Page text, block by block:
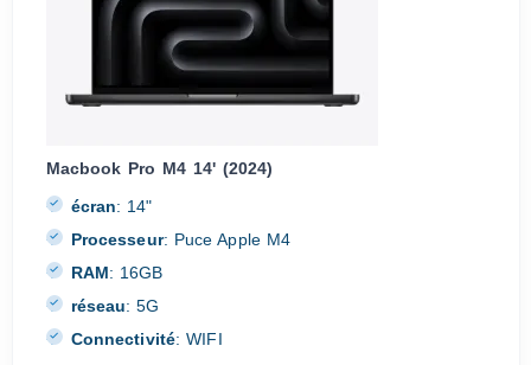
Macbook Pro M4 14' (2024)
écran: 14"
Processeur: Puce Apple M4
RAM: 16GB
réseau: 5G
Connectivité: WIFI